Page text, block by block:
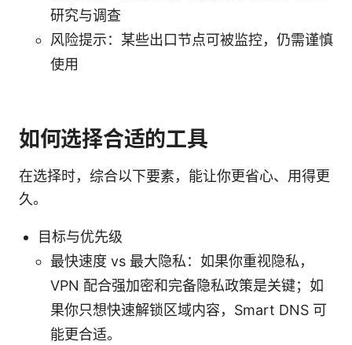
研究与调查
风险提示：某些出口节点可被监控，仍需谨慎
使用
如何选择合适的工具
在选择时，综合以下要素，能让你更省心、用得更
久。
目标与优先级
最快速度 vs 最大隐私：如果你重视隐私，
VPN 配合强加密和完备隐私政策是关键；如
果你只想快速解锁区域内容，Smart DNS 可
能更合适。